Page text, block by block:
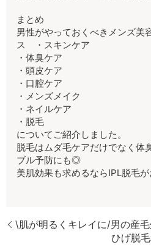
まとめ
男性がやっておくべきメンズ美
ス ・スキンケア
・体臭ケア
・頭皮ケア
・口腔ケア
・メンズメイク
・ネイルケア
・脱毛
についてご紹介しました。
脱毛はムダ毛ケアだけでなく体
ブル予防にも◎
美肌効果も求めるならIPL脱毛が
\肌が明るくキレイに/男の産
ひげ脱